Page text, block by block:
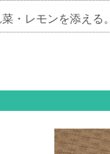
・レモンを添える。